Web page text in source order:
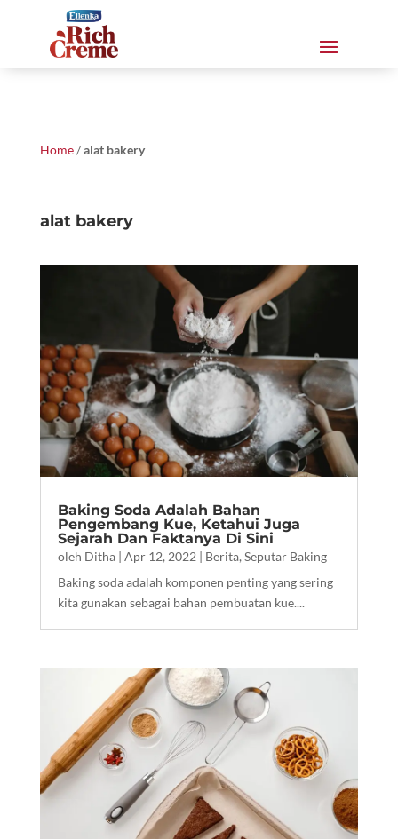
Home/alat bakery
alat bakery
Baking Soda Adalah Bahan
Pengembang Kue, Ketahui Juga
Sejarah Dan Faktanya Di Sini
oleh Ditha| Apr 12, 2022 | Berita, Seputar Baking
Baking soda adalah komponen penting yang sering
kita gunakan sebagai bahan pembuatan kue....